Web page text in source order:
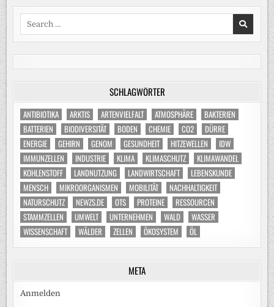
SCHLAGWÖRTER
ANTIBIOTIKA ARKTIS ARTENVIELFALT ATMOSPHÄRE
BAKTERIEN
BATTERIEN
BIODIVERSITÄT BODEN CHEMIE CO2
DÜRRE
ENERGIE
GEHIRN GENOM GESUNDHEIT HITZEWELLEN
IDW
IMMUNZELLEN
INDUSTRIE KLIMA KLIMASCHUTZ
KLIMAWANDEL
KOHLENSTOFF
LANDNUTZUNG LANDWIRTSCHAFT
LEBENSKUNDE
MENSCH
MIKROORGANISMEN MOBILITÄT
NACHHALTIGKEIT
NATURSCHUTZ
NEWZS.DE OTS PROTEINE
RESSOURCEN
STAMMZELLEN
UMWELT UNTERNEHMEN WALD
WASSER
WISSENSCHAFT
WÄLDER ZELLEN ÖKOSYSTEM ÖL
META
Anmelden